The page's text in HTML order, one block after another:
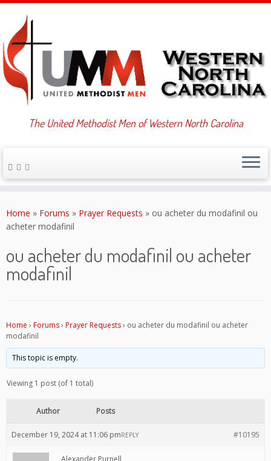
to
content
The United Methodist Men of Western North Carolina
Home » Forums » Prayer Requests » ou acheter du modafinil ou
acheter modafinil
ou acheter du modafinil ou acheter
modafinil
Home › Forums› Prayer Requests› ou acheter du modafinil ou acheter
modafinil
This topic is empty.
Viewing 1 post (of 1 total)
Author Posts
December 19, 2024 at 11:06 pm #10195
REPLY
Alexander Purnell